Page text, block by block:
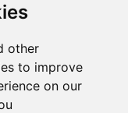
other
to improve
on our
London